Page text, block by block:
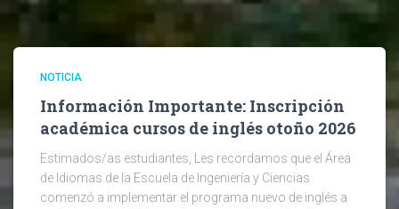
NOTICIA
Información Importante: Inscripción
académica cursos de inglés otoño 2026
Estimados/as estudiantes, Les recordamos que el Área
de Idiomas de la Escuela de Ingeniería y Ciencias
comenzó a implementar el programa nuevo de inglés a